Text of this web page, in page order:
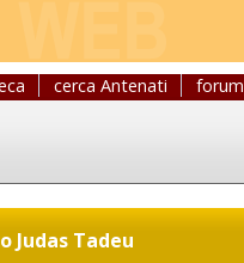
cerca Antenati forum
Judas Tadeu